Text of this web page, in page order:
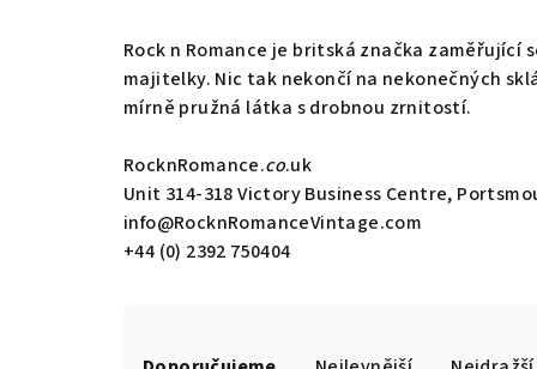
Rock n Romance je britská značka zaměřující
majitelky. Nic tak nekončí na nekonečných
mírně pružná látka s drobnou zrnitostí.
RocknRomance.co.uk
Unit 314-318 Victory Business Centre,
info@RocknRomanceVintage.com
+44 (0) 2392 750404